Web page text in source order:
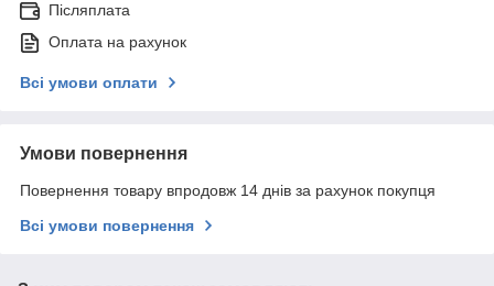
Післяплата
Оплата на рахунок
Всі умови оплати
Умови повернення
Повернення товару впродовж 14 днів за рахунок покупця
Всі умови повернення